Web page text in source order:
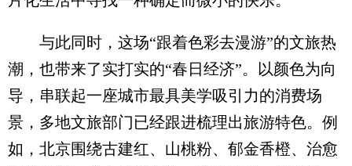
与此同时，这场“跟着色彩去漫游”的文旅热
潮，也带来了实打实的“春日经济”。以颜色为向
导，串联起一座城市最具美学吸引力的消费场
景，多地文旅部门已经跟进梳理出旅游特色。例
如，北京围绕古建红、山桃粉、郁金香橙、治愈